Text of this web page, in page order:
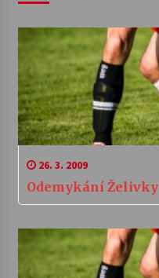
26. 3. 2009
Odemykání Želivky